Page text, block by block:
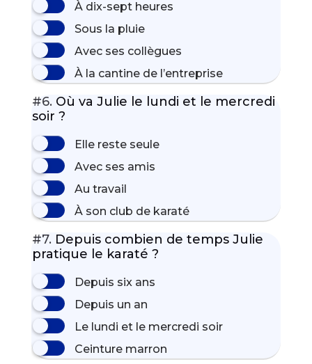
À dix-sept heures
Sous la pluie
Avec ses collègues
À la cantine de l’entreprise
#6. Où va Julie le lundi et le mercredi
soir ?
Elle reste seule
Avec ses amis
Au travail
À son club de karaté
#7. Depuis combien de temps Julie
pratique le karaté ?
Depuis six ans
Depuis un an
Le lundi et le mercredi soir
Ceinture marron